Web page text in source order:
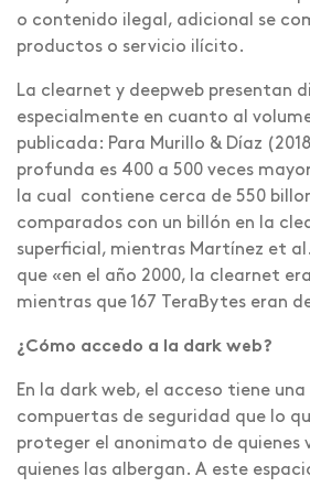
o contenido ilegal, adicional se
productos o servicio ilícito.
La clearnet y deepweb presentan
especialmente en cuanto al
publicada: Para Murillo & Díaz
profunda es 400 a 500 veces
la cual contiene cerca de 550
comparados con un billón en la
superficial, mientras Martínez et
que «en el año 2000, la clearnet
mientras que 167 TeraBytes eran
¿Cómo accedo a la dark web?
En la dark web, el acceso tiene una
compuertas de seguridad que lo
proteger el anonimato de quienes
quienes las albergan. A este